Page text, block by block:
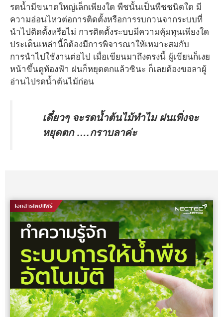
รดน้ำมีขนาดใหญ่เล็กเพียงใด พืชนั้นเป็นพืชชนิดใด มี
ความอ่อนไหวต่อการติดตั้งหรือการรบกวนจากระบบที่
นำไปติดตั้งหรือไม่ การติดตั้งระบบมีความคุ้มทุนเพียงใด
ประเด็นเหล่านี้ก็ต้องมีการพิจารณาให้เหมาะสมกับ
การนำไปใช้งานต่อไป เมื่อเขียนมาถึงตรงนี้ ผู้เขียนก็เงย
หน้าขึ้นดูท้องฟ้า ฝนก็หยุดตกแล้วซินะ ก็เลยต้องขอลาผู้
อ่านไปรดน้ำต้นไม้ก่อน
เดี๋ยวๆ จะรดน้ำต้นไม้ทำไม ฝนเพิ่งจะ
หยุดตก ….กราบลาค่ะ